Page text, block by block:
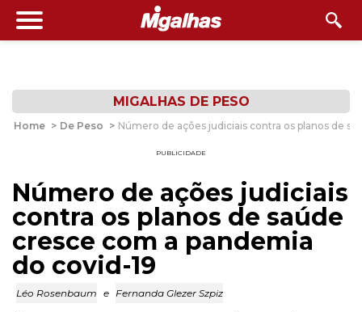
MIGALHAS DE PESO
Home > De Peso > Número de ações judiciais contra os planos de
PUBLICIDADE
Número de ações judiciais
contra os planos de saúde
cresce com a pandemia
do covid-19
Léo Rosenbaum e Fernanda Glezer Szpiz